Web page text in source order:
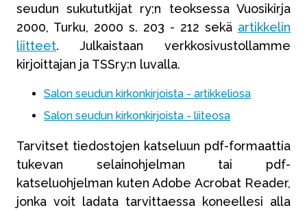
seudun sukututkijat ry;n teoksessa Vuosikirja
2000, Turku, 2000 s. 203 - 212 sekä artikkelin
liitteet. Julkaistaan verkkosivustollamme
kirjoittajan ja TSSry:n luvalla.
Salon seudun kirkonkirjoista - artikkeliosa
Salon seudun kirkonkirjoista - liiteosa
Tarvitset tiedostojen katseluun pdf-formaattia
tukevan selainohjelman tai pdf-
katseluohjelman kuten Adobe Acrobat Reader,
jonka voit ladata tarvittaessa koneellesi alla